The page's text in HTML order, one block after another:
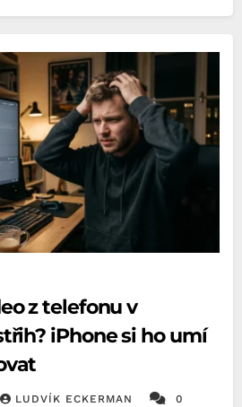
z telefonu v
iPhone si ho umí
LUDVÍK ECKERMAN 0